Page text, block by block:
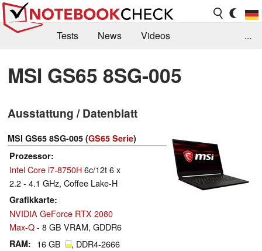
Tests News
Videos
Kaufberatung
Deals Suche
Jobs
Forum
...
MSI GS65 8SG-005
Ausstattung / Datenblatt
MSI GS65 8SG-005 (GS65 Serie)
Prozessor
Intel Core i7-8750H6c/12t 6 x
2.2 - 4.1 GHz, Coffee Lake-H
Grafikkarte
NVIDIA GeForce RTX 2080
Max-Q- 8 GB VRAM, GDDR6
RAM 16 GB , DDR4-2666